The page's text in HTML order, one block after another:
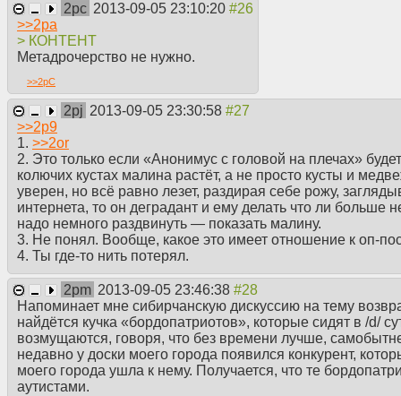
2pc 2013-09-05 23:10:20
>>2pa
> КОНТЕНТ
Метадрочерство не нужно.
>>2pC
2pj 2013-09-05 23:30:58
>>2p9
1. >>2or
2. Это только если «Анонимус с головой на плечах»
колючих кустах малина растёт, а не просто кусты и
уверен, но всё равно лезет, раздирая себе рожу,
интернета, то он деградант и ему делать что ли больше
надо немного раздвинуть — показать малину.
3. Не понял. Вообще, какое это имеет отношение к оп-
4. Ты где-то нить потерял.
2pm 2013-09-05 23:46:38
Напоминает мне сибирчанскую дискуссию на тему
найдётся кучка «бордопатриотов», которые сидят в /d/
возмущаются, говоря, что без времени лучше,
недавно у доски моего города появился конкурент,
моего города ушла к нему. Получается, что те
аутистами.